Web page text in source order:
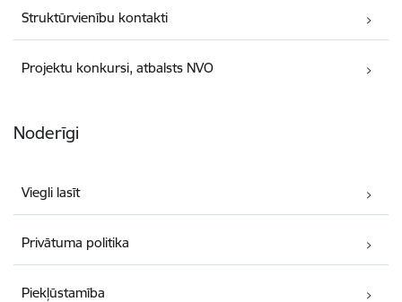
Struktūrvienību kontakti
Projektu konkursi, atbalsts NVO
Noderīgi
Viegli lasīt
Privātuma politika
Piekļūstamība